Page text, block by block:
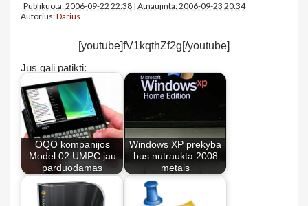
Publikuota: 2006-09-22 22:38 | Atnaujinta: 2006-09-23 20:34
Autorius:Darius
[youtube]fV1kqthZf2g[/youtube]
Jus gali patikti:
OQO kompanijos
Model 02 UMPC jau
parduodamas
Windows XP prekyba
bus nutraukta 2008
metais